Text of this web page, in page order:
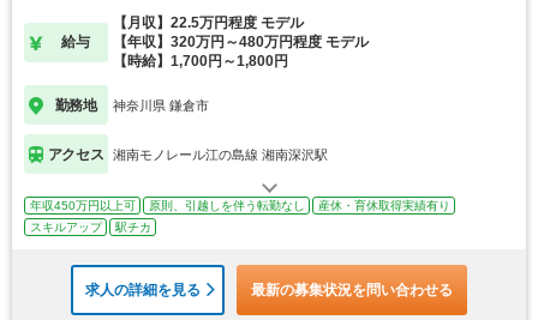
給与
【月収】22.5万円程度 モデル
【年収】320万円～480万円程度 モデル
【時給】1,700円～1,800円
勤務地 神奈川県 鎌倉市
アクセス 湘南モノレール江の島線 湘南深沢駅
年収450万円以上可 原則、引越しを伴う転勤なし
産休・育休取得実績有り
スキルアップ
駅チカ
求人の詳細を見る 最新の募集状況を問い合わせる